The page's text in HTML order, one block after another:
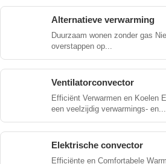
Alternatieve verwarming
Duurzaam wonen zonder gas
overstappen op...
Ventilatorconvector
Efficiënt Verwarmen en Koelen
een veelzijdig verwarmings- en...
Elektrische convector
Efficiënte en Comfortabele